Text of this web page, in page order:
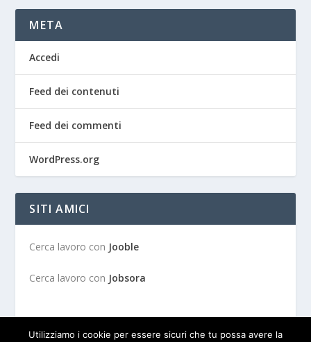
META
Accedi
Feed dei contenuti
Feed dei commenti
WordPress.org
SITI AMICI
Cerca lavoro con Jooble
Cerca lavoro con Jobsora
Utilizziamo i cookie per essere sicuri che tu possa avere la